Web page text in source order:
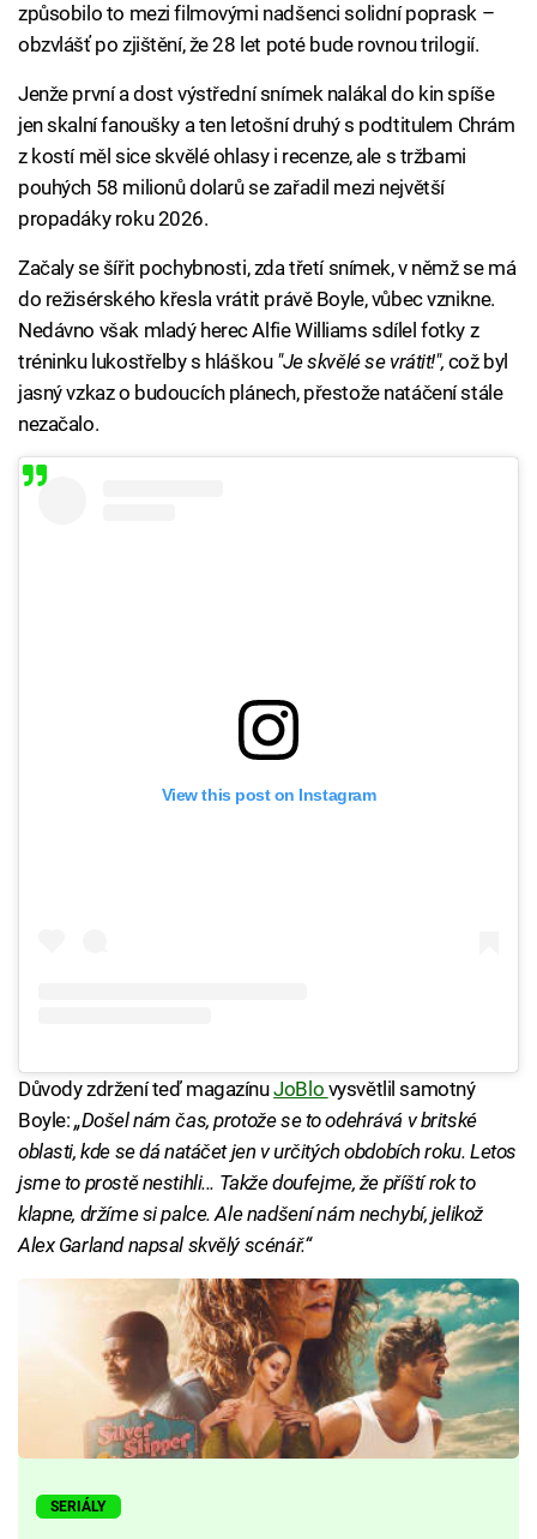
způsobilo to mezi filmovými nadšenci solidní poprask –
obzvlášť po zjištění, že 28 let poté bude rovnou trilogií.
Jenže první a dost výstřední snímek nalákal do kin spíše
jen skalní fanoušky a ten letošní druhý s podtitulem Chrám
z kostí měl sice skvělé ohlasy i recenze, ale s tržbami
pouhých 58 milionů dolarů se zařadil mezi největší
propadáky roku 2026.
Začaly se šířit pochybnosti, zda třetí snímek, v němž se má
do režisérského křesla vrátit právě Boyle, vůbec vznikne.
Nedávno však mladý herec Alfie Williams sdílel fotky z
tréninku lukostřelby s hláškou "Je skvělé se vrátit!", což byl
jasný vzkaz o budoucích plánech, přestože natáčení stále
nezačalo.
View this post on Instagram
Důvody zdržení teď magazínuJoBlo vysvětlil samotný
Boyle:„Došel nám čas, protože se to odehrává v britské
oblasti, kde se dá natáčet jen v určitých obdobích roku. Letos
jsme to prostě nestihli... Takže doufejme, že příští rok to
klapne, držíme si palce. Ale nadšení nám nechybí, jelikož
Alex Garland napsal skvělý scénář.“
SERIÁLY